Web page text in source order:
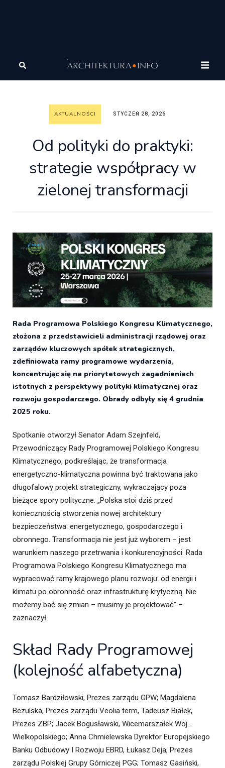
Wiadomości
do praktyki: strategie współpracy w zielonej transformacji
AKTUALNOŚCI STYCZEŃ 28, 2026
Od polityki do praktyki:
strategie współpracy w
zielonej transformacji
Rada Programowa Polskiego Kongresu Klimatycznego,
złożona z przedstawicieli administracji rządowej oraz
zarządów kluczowych spółek strategicznych,
zdefiniowała ramy programowe wydarzenia,
koncentrując się na priorytetowych zagadnieniach
istotnych z perspektywy polityki klimatycznej oraz
rozwoju gospodarczego. Obrady odbyły się 4 grudnia
2025 roku.
Spotkanie otworzył Senator Adam Szejnfeld,
Przewodniczący Rady Programowej Polskiego Kongresu
Klimatycznego, podkreślając, że transformacja
energetyczno-klimatyczna powinna być traktowana jako
długofalowy projekt strategiczny, wykraczający poza
bieżące spory polityczne. „Polska stoi dziś przed
koniecznością stworzenia nowej architektury
bezpieczeństwa: energetycznego, gospodarczego i
obronnego. Transformacja nie jest już wyborem – jest
warunkiem naszego przetrwania i konkurencyjności. Rada
Programowa Polskiego Kongresu Klimatycznego ma
wypracować ramy krajowego planu rozwoju: od energii i
klimatu po obronność oraz infrastrukturę krytyczną. Nie
możemy bać się zmian – musimy je projektować” –
zaznaczył.
Skład Rady Programowej
(kolejność alfabetyczna)
Tomasz Bardziłowski, Prezes zarządu GPW; Magdalena
Bezulska, Prezes zarządu Veolia term, Tadeusz Białek,
Prezes ZBP; Jacek Bogusławski, Wicemarszałek Woj..
Wielkopolskiego; Anna Chmielewska Dyrektor Europejskiego
Banku Odbudowy I Rozwoju EBRD, Łukasz Deja, Prezes
zarządu Polskiej Grupy Górniczej PGG; Tomasz Gasiński,